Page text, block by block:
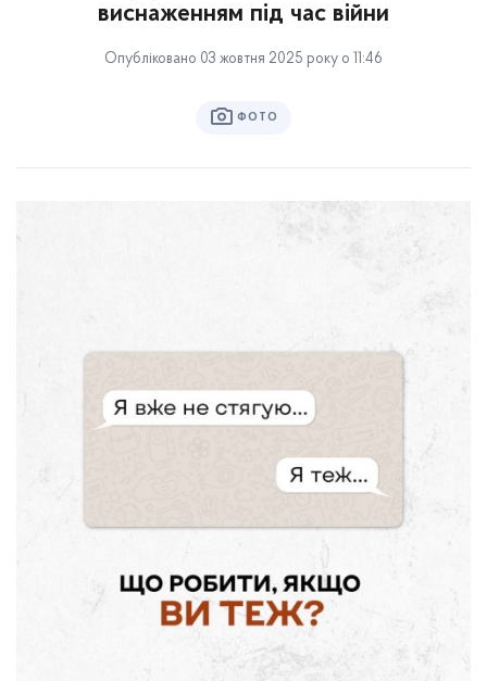
виснаженням під час війни
Опубліковано 03 жовтня 2025 року о 11:46
ФОТО